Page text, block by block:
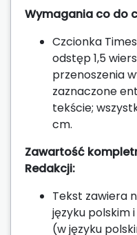
Wymagania co do
Czcionka
odstęp 1,5
przenoszenia
zaznaczone
tekście;
cm.
Zawartość
Redakcji:
Tekst zawiera
języku polskim
(w języku